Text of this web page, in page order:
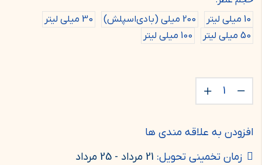
10 میلی لیتر
200 میلی (بادی‌اسپلش)
30 میلی لیتر
50 میلی لیتر
100 میلی لیتر
افزودن به علاقه مندی ها
زمان تخمینی تحویل: 21 مرداد - 25 مرداد